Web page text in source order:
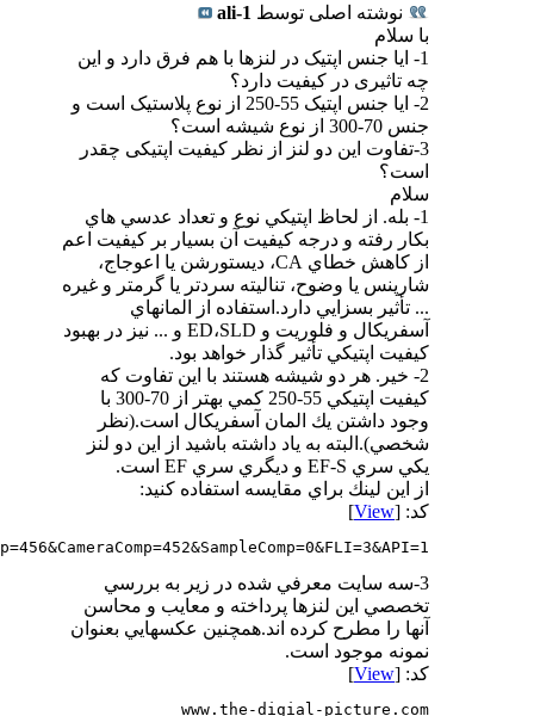
نوشته اصلی توسط ali-1
با سلام
1- ایا جنس اپتیک در لنزها با هم فرق دارد و این
چه تاثیری در کیفیت دارد؟
2- ایا جنس اپتیک 55-250 از نوع پلاستیک است و
جنس 70-300 از نوع شیشه است؟
3-تفاوت این دو لنز از نظر کیفیت اپتیکی چقدر
است؟
سلام
1- بله. از لحاظ اپتيكي نوع و تعداد عدسي هاي
بكار رفته و درجه كيفيت آن بسيار بر كيفيت اعم
از كاهش خطاي CA، ديستورشن يا اعوجاج،
شارپنس يا وضوح، تناليته سردتر يا گرمتر و غيره
... تأثير بسزايي دارد.استفاده از المانهاي
آسفريكال و فلوريت و ED،SLD و ... نيز در بهبود
كيفيت اپتيكي تأثير گذار خواهد بود.
2- خير. هر دو شيشه هستند با اين تفاوت كه
كيفيت اپتيكي 55-250 كمي بهتر از 70-300 با
وجود داشتن يك المان آسفريكال است.(نظر
شخصي).البته به ياد داشته باشيد از اين دو لنز
يكي سري EF-S و ديگري سري EF است.
از اين لينك براي مقايسه استفاده كنيد:
کد: [View
]
3-سه سايت معرفي شده در زير به بررسي
تخصصي اين لنزها پرداخته و معايب و محاسن
آنها را مطرح كرده اند.همچنين عكسهايي بعنوان
نمونه موجود است.
کد: [View
]